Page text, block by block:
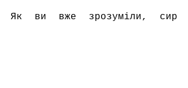
Як ви вже зрозуміли, сир